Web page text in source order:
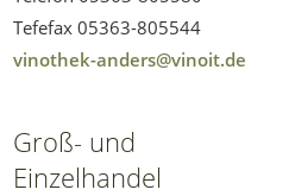
Tefefax 05363-805544
vinothek-anders@vinoit.de
Groß- und
Einzelhandel